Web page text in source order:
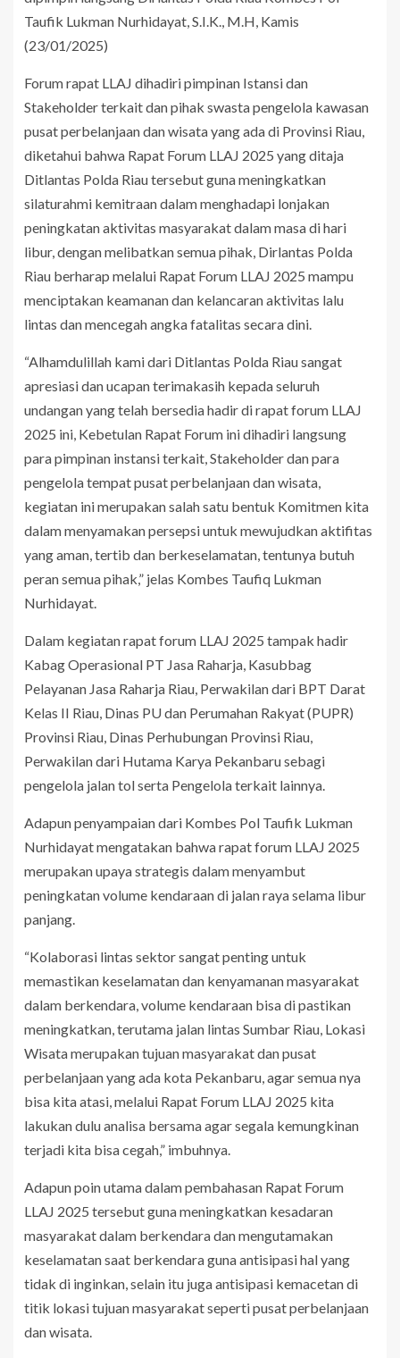
Taufik Lukman Nurhidayat, S.I.K., M.H, Kamis
(23/01/2025)
Forum rapat LLAJ dihadiri pimpinan Istansi dan
Stakeholder terkait dan pihak swasta pengelola kawasan
pusat perbelanjaan dan wisata yang ada di Provinsi Riau,
diketahui bahwa Rapat Forum LLAJ 2025 yang ditaja
Ditlantas Polda Riau tersebut guna meningkatkan
silaturahmi kemitraan dalam menghadapi lonjakan
peningkatan aktivitas masyarakat dalam masa di hari
libur, dengan melibatkan semua pihak, Dirlantas Polda
Riau berharap melalui Rapat Forum LLAJ 2025 mampu
menciptakan keamanan dan kelancaran aktivitas lalu
lintas dan mencegah angka fatalitas secara dini.
“Alhamdulillah kami dari Ditlantas Polda Riau sangat
apresiasi dan ucapan terimakasih kepada seluruh
undangan yang telah bersedia hadir di rapat forum LLAJ
2025 ini, Kebetulan Rapat Forum ini dihadiri langsung
para pimpinan instansi terkait, Stakeholder dan para
pengelola tempat pusat perbelanjaan dan wisata,
kegiatan ini merupakan salah satu bentuk Komitmen kita
dalam menyamakan persepsi untuk mewujudkan aktifitas
yang aman, tertib dan berkeselamatan, tentunya butuh
peran semua pihak,” jelas Kombes Taufiq Lukman
Nurhidayat.
Dalam kegiatan rapat forum LLAJ 2025 tampak hadir
Kabag Operasional PT Jasa Raharja, Kasubbag
Pelayanan Jasa Raharja Riau, Perwakilan dari BPT Darat
Kelas II Riau, Dinas PU dan Perumahan Rakyat (PUPR)
Provinsi Riau, Dinas Perhubungan Provinsi Riau,
Perwakilan dari Hutama Karya Pekanbaru sebagi
pengelola jalan tol serta Pengelola terkait lainnya.
Adapun penyampaian dari Kombes Pol Taufik Lukman
Nurhidayat mengatakan bahwa rapat forum LLAJ 2025
merupakan upaya strategis dalam menyambut
peningkatan volume kendaraan di jalan raya selama libur
panjang.
“Kolaborasi lintas sektor sangat penting untuk
memastikan keselamatan dan kenyamanan masyarakat
dalam berkendara, volume kendaraan bisa di pastikan
meningkatkan, terutama jalan lintas Sumbar Riau, Lokasi
Wisata merupakan tujuan masyarakat dan pusat
perbelanjaan yang ada kota Pekanbaru, agar semua nya
bisa kita atasi, melalui Rapat Forum LLAJ 2025 kita
lakukan dulu analisa bersama agar segala kemungkinan
terjadi kita bisa cegah,” imbuhnya.
Adapun poin utama dalam pembahasan Rapat Forum
LLAJ 2025 tersebut guna meningkatkan kesadaran
masyarakat dalam berkendara dan mengutamakan
keselamatan saat berkendara guna antisipasi hal yang
tidak di inginkan, selain itu juga antisipasi kemacetan di
titik lokasi tujuan masyarakat seperti pusat perbelanjaan
dan wisata.